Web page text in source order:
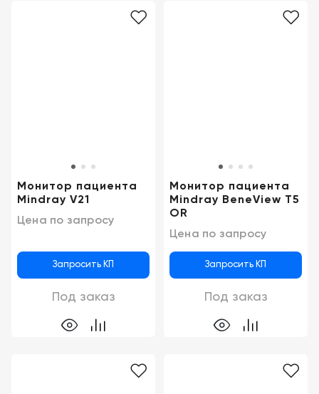
Монитор пациента
Mindray V21
Цена по запросу
Запросить КП
Под заказ
Монитор пациента
Mindray BeneView T5
OR
Цена по запросу
Запросить КП
Под заказ